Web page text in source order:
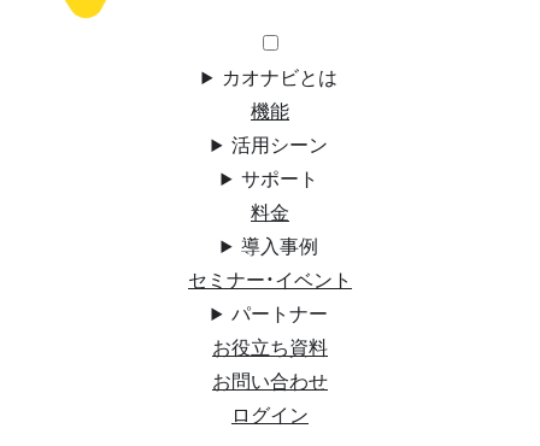
カオナビとは
機能
活用シーン
サポート
料金
導入事例
セミナー・イベント
パートナー
お役立ち資料
お問い合わせ
ログイン